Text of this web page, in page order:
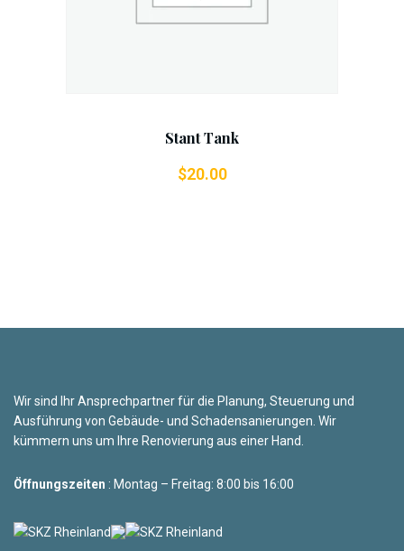
Stant Tank
$20.00
Wir sind Ihr Ansprechpartner für die Planung, Steuerung und
Ausführung von Gebäude- und Schadensanierungen. Wir
kümmern uns um Ihre Renovierung aus einer Hand.
Öffnungszeiten : Montag – Freitag: 8:00 bis 16:00